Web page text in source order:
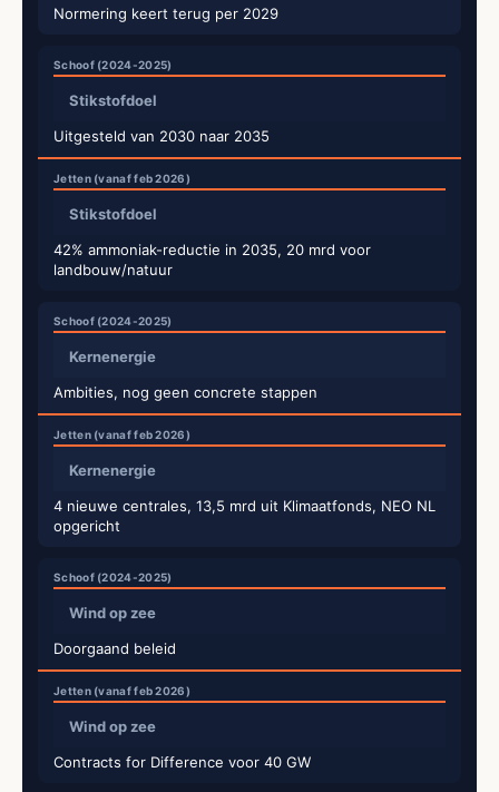
Normering keert terug per 2029
Stikstofdoel
Uitgesteld van 2030 naar 2035
Stikstofdoel
42% ammoniak-reductie in 2035, 20 mrd voor
landbouw/natuur
Kernenergie
Ambities, nog geen concrete stappen
Kernenergie
4 nieuwe centrales, 13,5 mrd uit Klimaatfonds, NEO NL
opgericht
Wind op zee
Doorgaand beleid
Wind op zee
Contracts for Difference voor 40 GW